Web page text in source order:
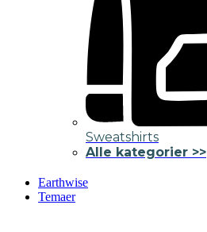
Sweatshirts
Alle kategorier >>
Earthwise
Temaer